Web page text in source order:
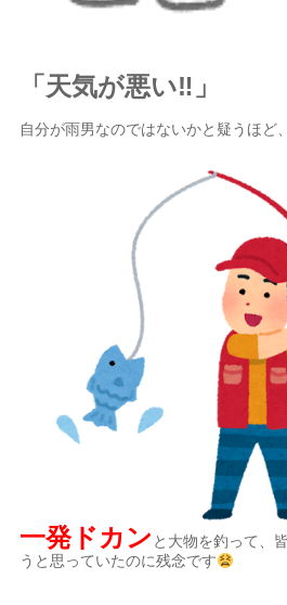
「天気が悪い‼」
自分が雨男なのではないかと疑うほど
一発ドカン と大物を釣って、
うと思っていたのに残念です